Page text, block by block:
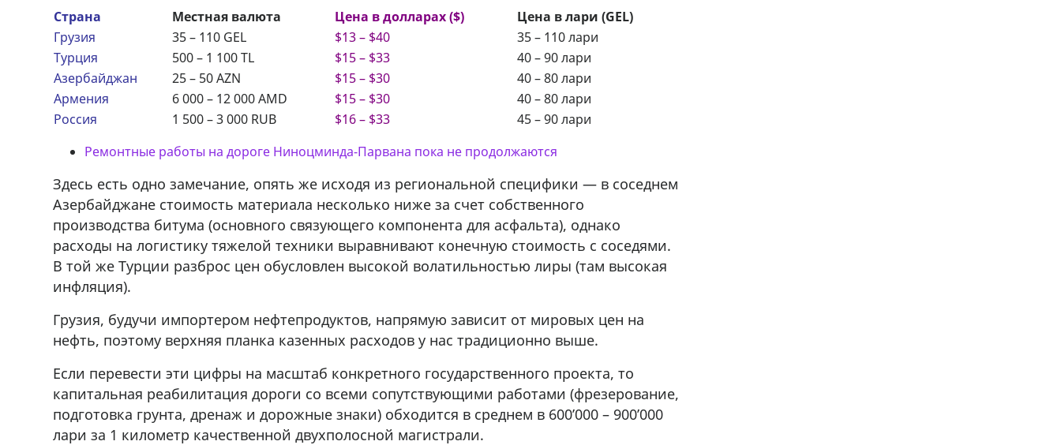
Страна Местная валюта Цена в долларах ($)
Цена в лари (GEL)
Грузия
35 – 110 GEL $13 – $40
35 – 110 лари
Турция
500 – 1 100 TL $15 – $33
40 – 90 лари
Азербайджан
25 – 50 AZN $15 – $30
40 – 80 лари
Армения
6 000 – 12 000 AMD $15 – $30
40 – 80 лари
Россия
1 500 – 3 000 RUB $16 – $33
45 – 90 лари
Ремонтные работы на дороге Ниноцминда-Парвана пока не продолжаются
Здесь есть одно замечание, опять же исходя из региональной специфики — в соседнем
Азербайджане стоимость материала несколько ниже за счет собственного
производства битума (основного связующего компонента для асфальта), однако
расходы на логистику тяжелой техники выравнивают конечную стоимость с соседями.
В той же Турции разброс цен обусловлен высокой волатильностью лиры (там высокая
инфляция).
Грузия, будучи импортером нефтепродуктов, напрямую зависит от мировых цен на
нефть, поэтому верхняя планка казенных расходов у нас традиционно выше.
Если перевести эти цифры на масштаб конкретного государственного проекта, то
капитальная реабилитация дороги со всеми сопутствующими работами (фрезерование,
подготовка грунта, дренаж и дорожные знаки) обходится в среднем в 600’000 – 900’000
лари за 1 километр качественной двухполосной магистрали.